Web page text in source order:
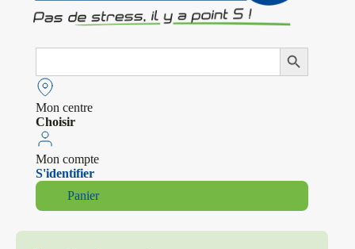
Search
Search Button
Mon centre
Choisir
Mon compte
S'identifier
Panier